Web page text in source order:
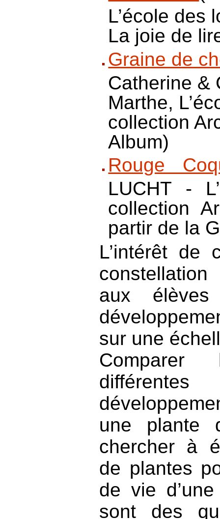
L’école des
La joie de
Graine de
Catherine &
Marthe,
collection
Album)
Rouge
LUCHT -
collection
partir de la
L’intérêt de
constellation
aux
sur une
une plante
chercher à
de plantes
de vie
sont des